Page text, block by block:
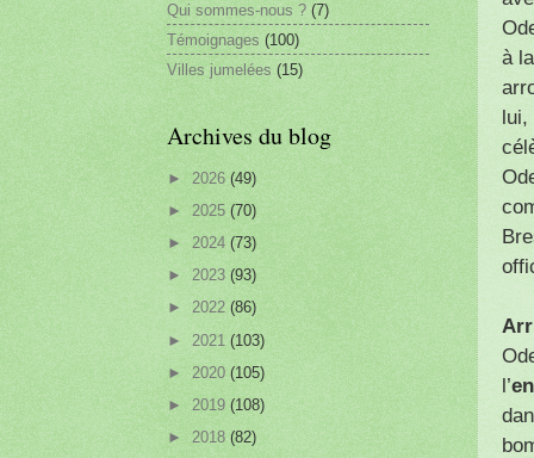
à
lui,
l’
Qui sommes-nous ? (7)
Témoignages (100)
Villes jumelées (15)
Archives du blog
► 2026 (49)
► 2025 (70)
► 2024 (73)
► 2023 (93)
► 2022 (86)
► 2021 (103)
► 2020 (105)
► 2019 (108)
► 2018 (82)